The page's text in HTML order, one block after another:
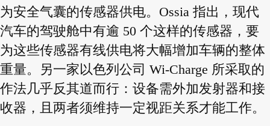
为安全气囊的传感器供电。Ossia 指出，现代
汽车的驾驶舱中有逾 50 个这样的传感器，要
为这些传感器有线供电将大幅增加车辆的整体
重量。另一家以色列公司 Wi-Charge 所采取的
作法几乎反其道而行：设备需外加发射器和接
收器，且两者须维持一定视距关系才能工作。